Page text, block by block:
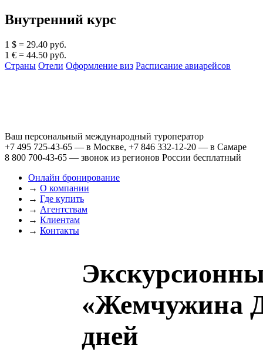
Внутренний курс
1 $ = 29.40 руб.
1 € = 44.50 руб.
Страны Отели Оформление виз Расписание авиарейсов
Ваш персональный международный туроператор
+7 495 725-43-65 — в Москве, +7 846 332-12-20 — в Самаре
8 800 700-43-65 — звонок из регионов России бесплатный
Онлайн бронирование
→ О компании
→ Где купить
→ Агентствам
→ Клиентам
→ Контакты
«Жемчужина
дней